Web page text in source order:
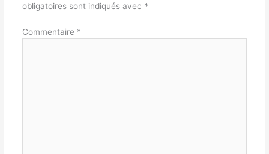
obligatoires sont indiqués avec *
Commentaire *